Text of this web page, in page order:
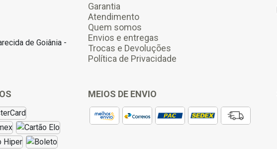
de Goiânia -
Garantia
Atendimento
Quem somos
Envios e entregas
Trocas e Devoluções
Política de Privacidade
MEIOS DE ENVIO